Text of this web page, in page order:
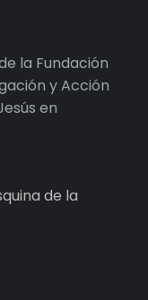
la Fundación
y Acción
en
de la